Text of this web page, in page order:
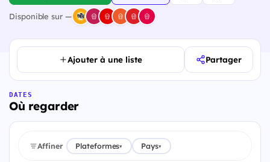
Disponible sur —
Ajouter à une liste Partager
DATES
Où regarder
Affiner Plateformes▾ Pays▾